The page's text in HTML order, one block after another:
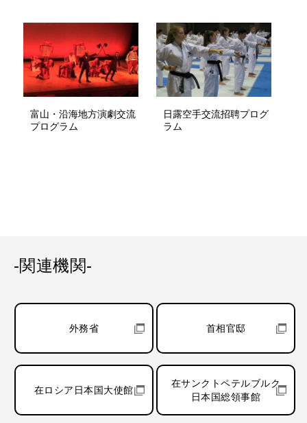
富山・沿海地方演劇交流
プログラム
日露空手交流招聘プログ
ラム
-関連機関-
外務省 首相官邸
在ロシア日本国大使館
在サンクトペテルブルク
日本国総領事館